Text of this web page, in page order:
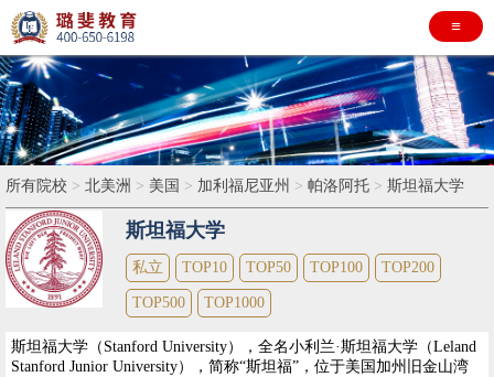
≡
所有院校 > 北美洲 > 美国 > 加利福尼亚州 > 帕洛阿托 > 斯坦福大学
斯坦福大学
私立 TOP10 TOP50 TOP100 TOP200
TOP500 TOP1000
斯坦福大学（Stanford University），全名小利兰·斯坦福大学（Leland
Stanford Junior University），简称“斯坦福”，位于美国加州旧金山湾